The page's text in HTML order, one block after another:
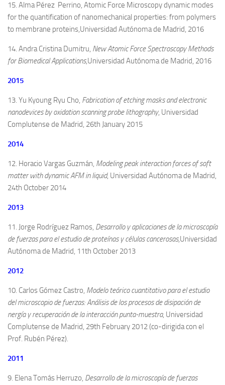
15. Alma Pérez Perrino, Atomic Force Microscopy dynamic modes
for the quantification of nanomechanical properties: from polymers
to membrane proteins,Universidad Autónoma de Madrid, 2016
14. Andra Cristina Dumitru, New Atomic Force Spectroscopy Methods
for Biomedical Applications,Universidad Autónoma de Madrid, 2016
2015
13. Yu Kyoung Ryu Cho, Fabrication of etching masks and electronic
nanodevices by oxidation scanning probe lithography, Universidad
Complutense de Madrid, 26th January 2015
2014
12. Horacio Vargas Guzmán, Modeling peak interaction forces of soft
matter with dynamic AFM in liquid, Universidad Autónoma de Madrid,
24th October 2014
2013
11. Jorge Rodríguez Ramos, Desarrollo y aplicaciones de la microscopía
de fuerzas para el estudio de proteínas y células cancerosas,Universidad
Autónoma de Madrid, 11th October 2013
2012
10. Carlos Gómez Castro, Modelo teórico cuantitativo para el estudio
del microscopio de fuerzas: Análisis de los procesos de disipación de
nergía y recuperación de la interacción punta-muestra, Universidad
Complutense de Madrid, 29th February 2012 (co-dirigida con el
Prof. Rubén Pérez).
2011
9. Elena Tomás Herruzo, Desarrollo de la microscopía de fuerzas